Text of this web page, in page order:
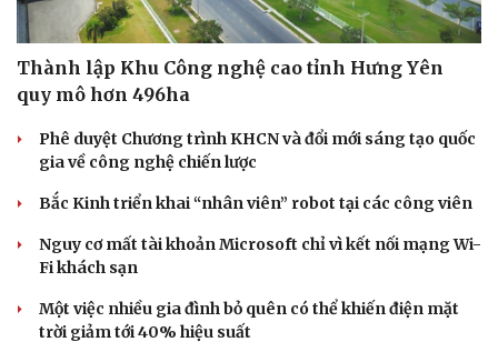
Thành lập Khu Công nghệ cao tỉnh Hưng Yên
quy mô hơn 496ha
Phê duyệt Chương trình KHCN và đổi mới sáng tạo quốc
gia về công nghệ chiến lược
Bắc Kinh triển khai “nhân viên” robot tại các công viên
Nguy cơ mất tài khoản Microsoft chỉ vì kết nối mạng Wi-
Fi khách sạn
Một việc nhiều gia đình bỏ quên có thể khiến điện mặt
trời giảm tới 40% hiệu suất